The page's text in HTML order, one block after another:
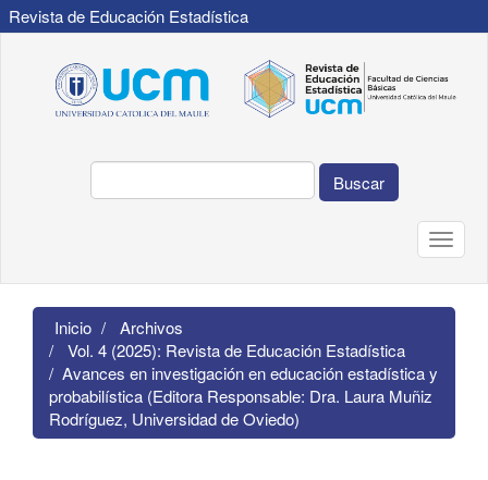
Revista de Educación Estadística
principal
Contenido
principal
Buscar
Toggle
Inicio
Archivos
Vol. 4 (2025): Revista de Educación Estadística
Avances en investigación en educación estadística y
probabilística (Editora Responsable: Dra. Laura Muñiz
Rodríguez, Universidad de Oviedo)